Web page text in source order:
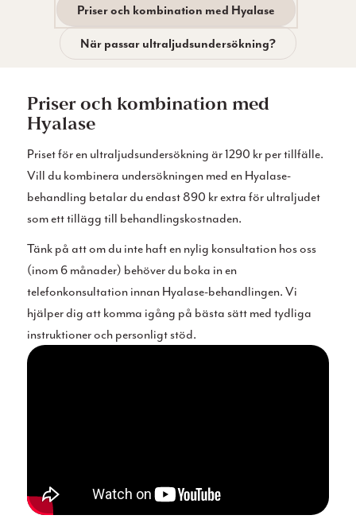
Priser och kombination med Hyalase
När passar ultraljudsundersökning?
Priser och kombination med
Hyalase
Priset för en ultraljudsundersökning är 1290 kr per tillfälle.
Vill du kombinera undersökningen med en Hyalase-
behandling betalar du endast 890 kr extra för ultraljudet
som ett tillägg till behandlingskostnaden.
Tänk på att om du inte haft en nylig konsultation hos oss
(inom 6 månader) behöver du boka in en
telefonkonsultation innan Hyalase-behandlingen. Vi
hjälper dig att komma igång på bästa sätt med tydliga
instruktioner och personligt stöd.